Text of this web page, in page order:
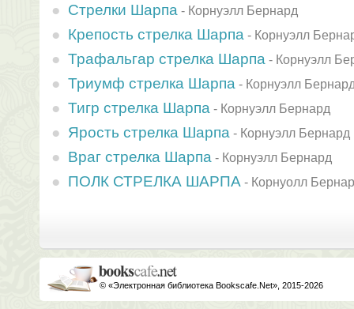
Стрелки Шарпа - Корнуэлл Бернард
Крепость стрелка Шарпа - Корнуэлл
Трафальгар стрелка Шарпа - Корнуэлл
Триумф стрелка Шарпа - Корнуэлл
Тигр стрелка Шарпа - Корнуэлл Бернард
Ярость стрелка Шарпа - Корнуэлл Бернард
Враг стрелка Шарпа - Корнуэлл Бернард
ПОЛК СТРЕЛКА ШАРПА - Корнуолл
© «Электронная библиотека Bookscafe.Net», 2015-2026